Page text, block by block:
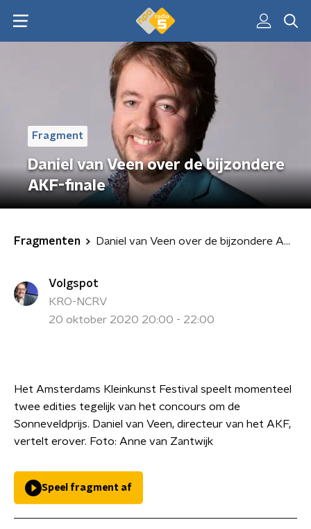
Fragment
Daniel van Veen over de bijzondere
AKF-finale
Fragmenten Daniel van Veen over de bijzondere AKF-finale
Volgspot
KRO-NCRV
20 oktober 2020 20:00 - 22:00
Het Amsterdams Kleinkunst Festival speelt momenteel
twee edities tegelijk van het concours om de
Sonneveldprijs. Daniel van Veen, directeur van het AKF,
vertelt erover. Foto: Anne van Zantwijk
Speel fragment af